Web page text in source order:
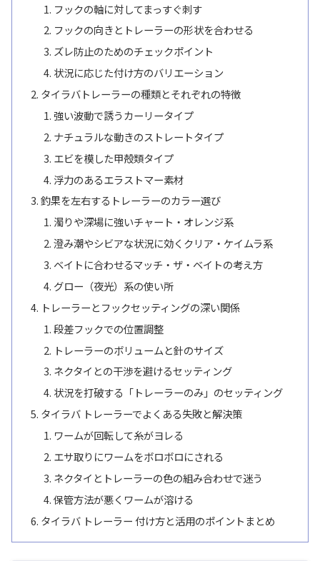
フックの軸に対してまっすぐ刺す
フックの向きとトレーラーの形状を合わせる
ズレ防止のためのチェックポイント
状況に応じた付け方のバリエーション
タイラバトレーラーの種類とそれぞれの特徴
強い波動で誘うカーリータイプ
ナチュラルな動きのストレートタイプ
エビを模した甲殻類タイプ
浮力のあるエラストマー素材
釣果を左右するトレーラーのカラー選び
濁りや深場に強いチャート・オレンジ系
澄み潮やシビアな状況に効くクリア・ケイムラ系
ベイトに合わせるマッチ・ザ・ベイトの考え方
グロー（夜光）系の使い所
トレーラーとフックセッティングの深い関係
段差フックでの位置調整
トレーラーのボリュームと針のサイズ
ネクタイとの干渉を避けるセッティング
状況を打破する「トレーラーのみ」のセッティング
タイラバ トレーラーでよくある失敗と解決策
ワームが回転して糸がヨレる
エサ取りにワームをボロボロにされる
ネクタイとトレーラーの色の組み合わせで迷う
保管方法が悪くワームが溶ける
タイラバ トレーラー 付け方と活用のポイントまとめ